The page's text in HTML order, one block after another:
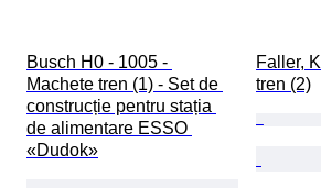
Busch H0 - 1005 -
Machete tren (1) - Set de
construcție pentru stația
de alimentare ESSO
«Dudok»
Faller,
tren (2)